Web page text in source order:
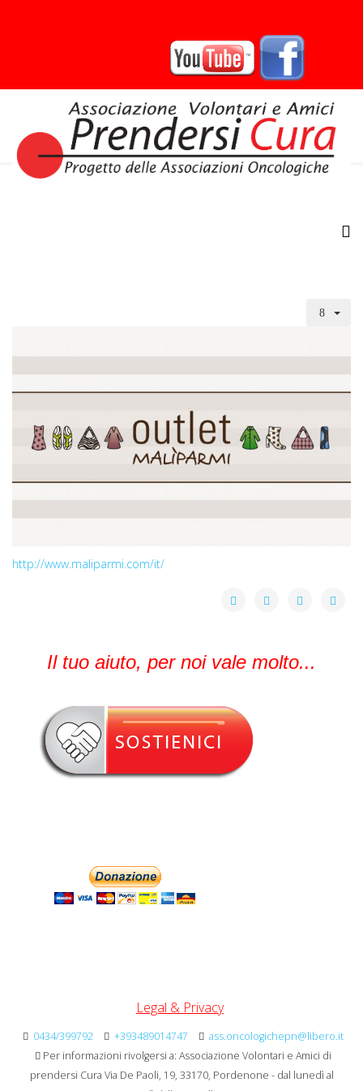
http://www.maliparmi.com/it/
Il tuo aiuto, per noi vale molto...
Legal & Privacy
0434/399792 +393489014747
ass.oncologichepn@libero.it
Per informazioni rivolgersi a: Associazione Volontari e Amici di
prendersi Cura Via De Paoli, 19, 33170, Pordenone - dal lunedì al